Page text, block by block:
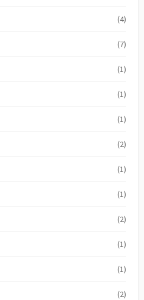
(4)
(7)
(1)
(1)
(1)
(2)
(1)
(1)
(2)
(1)
(1)
(2)